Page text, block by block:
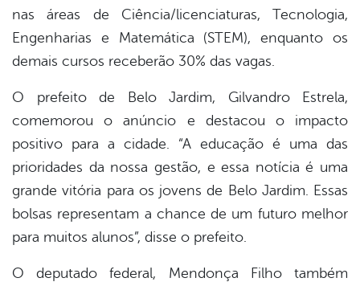
nas áreas de Ciência/licenciaturas, Tecnologia,
Engenharias e Matemática (STEM), enquanto os
demais cursos receberão 30% das vagas.
O prefeito de Belo Jardim, Gilvandro Estrela,
comemorou o anúncio e destacou o impacto
positivo para a cidade. “A educação é uma das
prioridades da nossa gestão, e essa notícia é uma
grande vitória para os jovens de Belo Jardim. Essas
bolsas representam a chance de um futuro melhor
para muitos alunos”, disse o prefeito.
O deputado federal, Mendonça Filho também